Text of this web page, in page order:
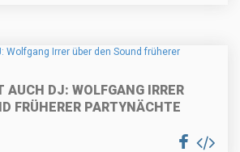
AUCH DJ: WOLFGANG IRRER
FRÜHERER PARTYNÄCHTE